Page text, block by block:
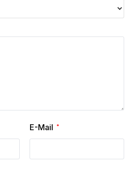
E-Mail *